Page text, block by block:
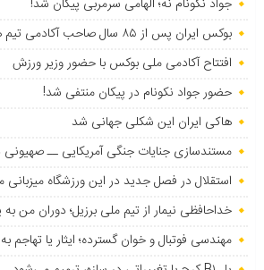
جواد نکونام نه؛ الهامی سرمربی پیکان شد!
بوکس ایران پس از ۸۵ سال صاحب آکادمی تیم های ملی شد
افتتاح آکادمی ملی بوکس با حضور وزیر ورزش
حضور جواد نکونام در پیکان منتفی شد!
هاکی ایران این شکلی جهانی شد
مستندسازی جنایات جنگی آمریکایی ــ صهیونی
استقلال در فصل جدید در این ورزشگاه میزبانی
خداحافظی نیمار از تیم ملی برزیل؛ دوران من به
مهندسی فوتبال و خوان گسترده؛ ایثار یا تهاجم